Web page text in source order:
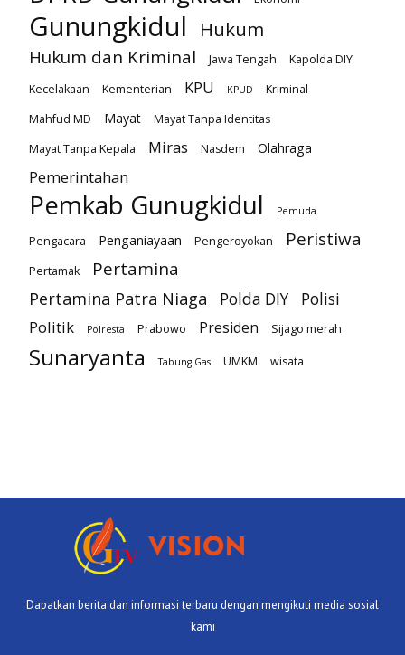
Gunungkidul Hukum
Hukum dan Kriminal Jawa Tengah
Kapolda DIY
Kecelakaan
Kementerian KPU KPUD
Kriminal
Mahfud MD
Mayat
Mayat Tanpa Identitas
Mayat Tanpa Kepala
Miras Nasdem Olahraga
Pemerintahan
Pemkab Gunugkidul Pemuda
Pengacara Penganiayaan Pengeroyokan Peristiwa
Pertamak Pertamina
Pertamina Patra Niaga Polda DIY
Polisi
Politik
Polresta Prabowo Presiden Sijago merah
Sunaryanta Tabung Gas UMKM wisata
Dapatkan berita dan informasi terbaru dengan mengikuti media sosial
kami